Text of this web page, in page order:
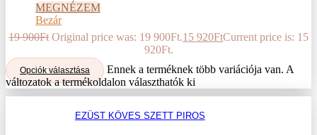
MEGNÉZEM
Bezár
19 900Ft Original price was: 19 900Ft.15 920FtCurrent price is: 15
920Ft.
Opciók választása
Ennek a terméknek több variációja van. A
változatok a termékoldalon választhatók ki
EZÜST KÖVES SZETT PIROS